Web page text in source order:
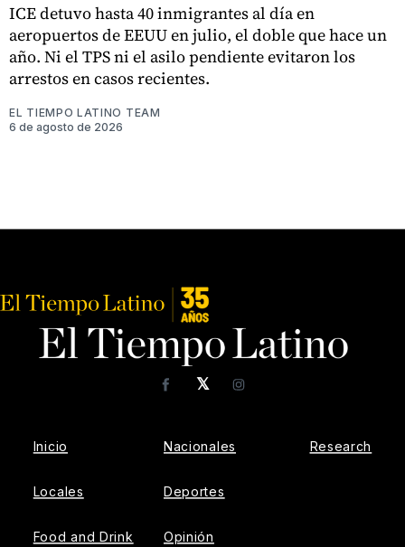
ICE detuvo hasta 40 inmigrantes al día en
aeropuertos de EEUU en julio, el doble que hace un
año. Ni el TPS ni el asilo pendiente evitaron los
arrestos en casos recientes.
EL TIEMPO LATINO TEAM
6 de agosto de 2026
𝕏
FacebookInstagram
Inicio
Locales
Food and Drink
Nacionales
Deportes
Opinión
Research